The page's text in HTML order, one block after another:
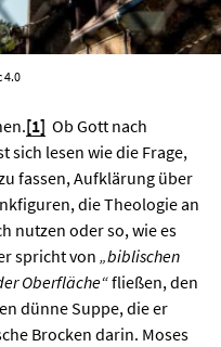
4.0
[1] Ob Gott nach
sich lesen wie die Frage,
fassen, Aufklärung über
die Theologie an
nutzen oder so, wie es
spricht von „biblischen
Oberfläche“fließen, den
dünne Suppe, die er
Brocken darin. Moses